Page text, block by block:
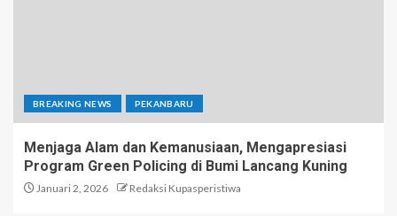
BREAKING NEWS PEKANBARU
Menjaga Alam dan Kemanusiaan, Mengapresiasi
Program Green Policing di Bumi Lancang Kuning
Januari 2, 2026 Redaksi Kupasperistiwa